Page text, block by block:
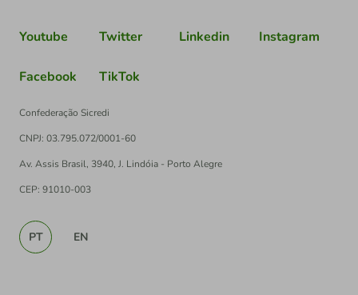
Youtube Twitter Linkedin Instagram
Facebook TikTok
Confederação Sicredi
CNPJ: 03.795.072/0001-60
Av. Assis Brasil, 3940, J. Lindóia - Porto Alegre
CEP: 91010-003
PT EN